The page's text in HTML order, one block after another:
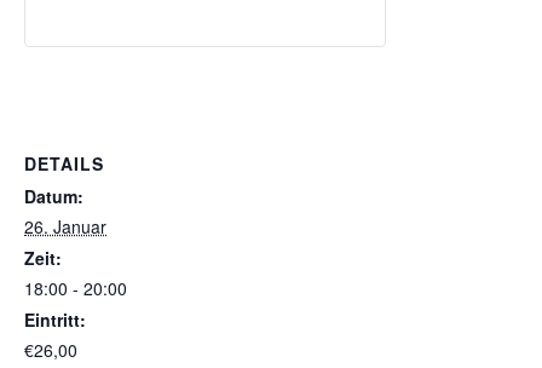
DETAILS
Datum:
26. Januar
Zeit:
18:00 - 20:00
Eintritt:
€26,00